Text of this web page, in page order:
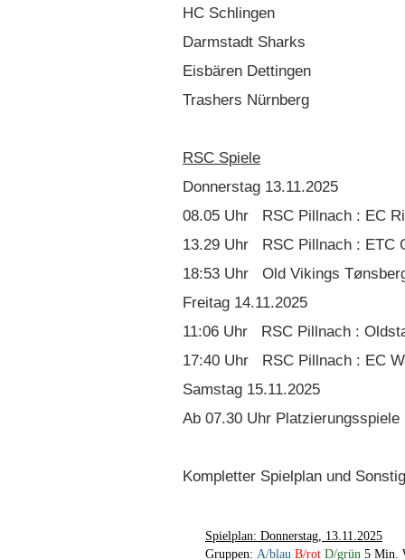
HC Schlingen
Darmstadt Sharks
Eisbären Dettingen
Trashers Nürnberg
RSC Spiele
Donnerstag 13.11.2025
08.05 Uhr RSC Pillnach : EC
13.29 Uhr RSC Pillnach : ETC
18:53 Uhr Old Vikings
Freitag 14.11.2025
11:06 Uhr RSC Pillnach :
17:40 Uhr RSC Pillnach : EC
Samstag 15.11.2025
Ab 07.30 Uhr Platzierungsspiele
Kompletter Spielplan und
Spielplan: Donnerstag, 13.11.2025
Gruppen: A/blau B/rot D/grün 5 Min.